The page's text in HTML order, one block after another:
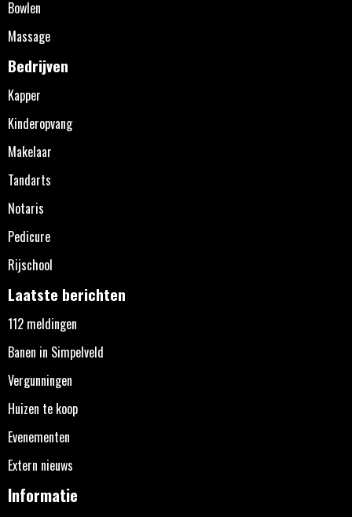
Bowlen
Massage
Bedrijven
Kapper
Kinderopvang
Makelaar
Tandarts
Notaris
Pedicure
Rijschool
Laatste berichten
112 meldingen
Banen in Simpelveld
Vergunningen
Huizen te koop
Evenementen
Extern nieuws
Informatie